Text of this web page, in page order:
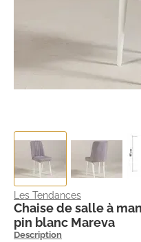
Les Tendances
Chaise de salle à
pin blanc Mareva
Description